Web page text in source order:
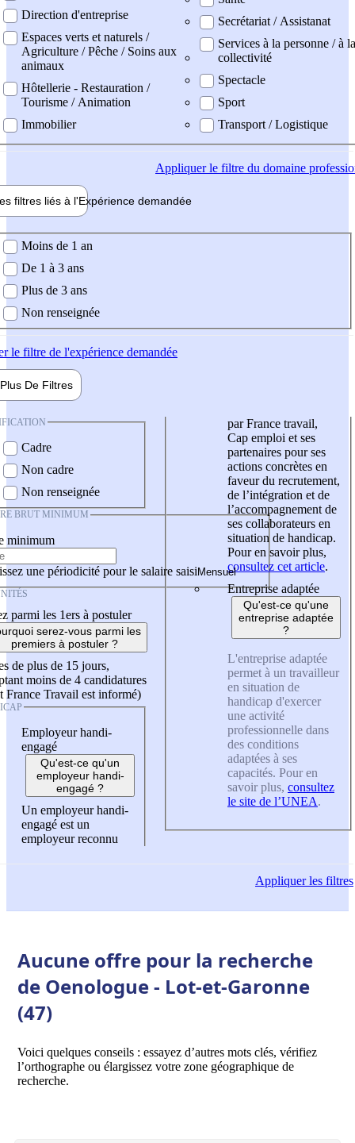
Direction d'entreprise
Espaces verts et naturels /
Agriculture / Pêche / Soins aux
animaux
Hôtellerie - Restauration /
Tourisme / Animation
Immobilier
Secrétariat / Assistanat
Services à la personne / à la
collectivité
Spectacle
Sport
Transport / Logistique
Appliquerle filtre du domaine
filtres liés à l'Expérience demandée
demandée
Moins de 1 an
De 1 à 3 ans
Plus de 3 ans
Non renseignée
le filtre de l'expérience demandée
Plus De Filtres
Cadre
Non cadre
Non renseignée
BRUT MINIMUM
minimum
une périodicité pour le salaire saisi
parmi les 1ers à postuler
serez-vous parmi les
premiers à postuler ?
de plus de 15 jours,
moins de 4 candidatures
France Travail est informé)
Employeur handi-
engagé
Qu'est-ce qu'un
employeur handi-
engagé ?
Un employeur handi-
engagé est un
employeur reconnu
par France travail,
Cap emploi et ses
partenaires pour ses
actions concrètes en
faveur du recrutement,
de l’intégration et de
l’accompagnement de
ses collaborateurs en
situation de handicap.
Pour en savoir plus,
consultez cet article.
Entreprise adaptée
Qu'est-ce qu'une
entreprise adaptée
?
L'entreprise adaptée
permet à un travailleur
en situation de
handicap d'exercer
une activité
professionnelle dans
des conditions
adaptées à ses
capacités. Pour en
savoir plus, consultez
le site de l’UNEA.
Appliquerles filtres
Aucune offre pour la recherche
de Oenologue - Lot-et-Garonne
(47)
Voici quelques conseils : essayez d’autres mots clés, vérifiez
l’orthographe ou élargissez votre zone géographique de
recherche.